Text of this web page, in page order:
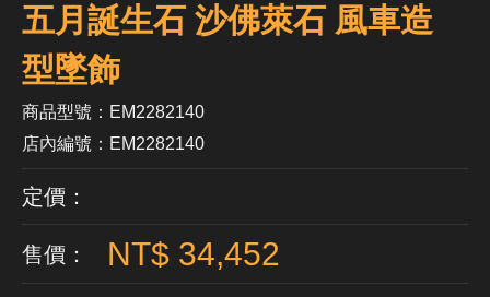
五月誕生石 沙佛萊石 風車造
型墜飾
商品型號：EM2282140
店內編號：EM2282140
定價：
售價： NT$ 34,452